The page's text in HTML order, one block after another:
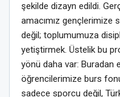
şekilde dizayn edildi.
amacımız gençlerimize
değil; toplumumuza
yetiştirmek. Üstelik bu
yönü daha var: Buradan
öğrencilerimize burs
sadece sporcu değil,